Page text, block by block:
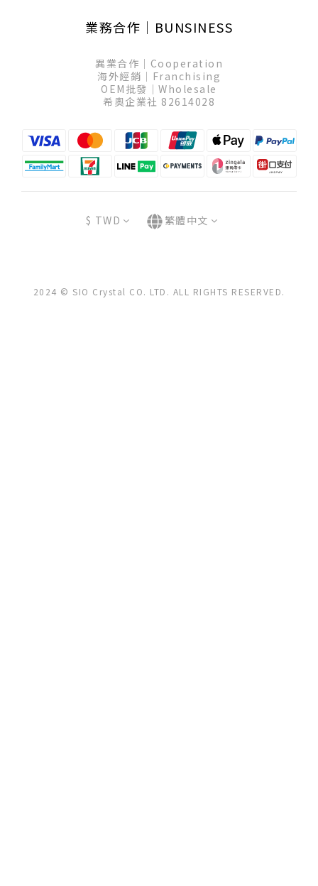
業務合作│BUNSINESS
異業合作│Cooperation
海外經銷│Franchising
OEM批發│Wholesale
希奧企業社 82614028
$ TWD 繁體中文
2024 © SIO Crystal CO. LTD. ALL RIGHTS RESERVED.